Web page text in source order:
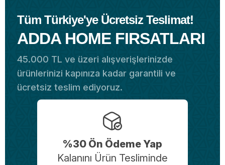
Tüm Türkiye'ye Ücretsiz Teslimat!
ADDA HOME FIRSATLARI
45.000 TL ve üzeri alışverişlerinizde
ürünlerinizi kapınıza kadar garantili ve
ücretsiz teslim ediyoruz.
%30 Ön Ödeme Yap
Kalanını Ürün Tesliminde